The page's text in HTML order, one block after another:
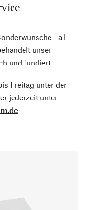
- all
unser
und fundiert.
Freitag unter der
jederzeit unter